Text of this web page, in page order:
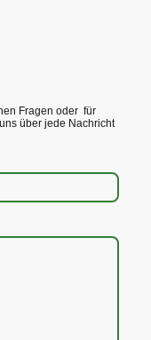
Fragen oder für
über jede Nachricht